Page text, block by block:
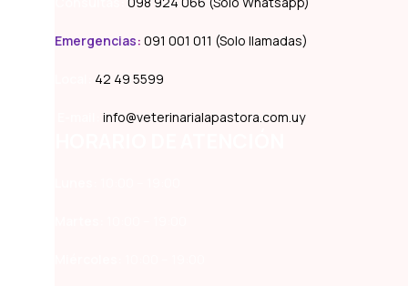
Emergencias: 091 001 011 (Solo llamadas)
42 49 5599
info@veterinarialapastora.com.uy